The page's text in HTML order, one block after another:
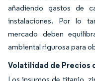
añadiendo gastos de
instalaciones. Por lo
mercado deben
ambiental rigurosa para
Volatilidad de Precios